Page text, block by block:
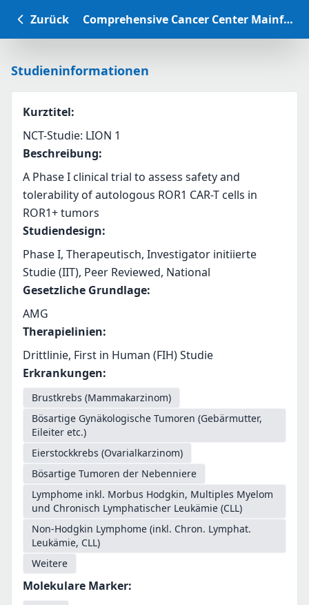
Zurück Comprehensive Cancer Center Mainfranken Studiendatenbank
Studieninformationen
Kurztitel:
NCT-Studie: LION 1
Beschreibung:
A Phase I clinical trial to assess safety and
tolerability of autologous ROR1 CAR-T cells in
ROR1+ tumors
Studiendesign:
Phase I, Therapeutisch, Investigator initiierte
Studie (IIT), Peer Reviewed, National
Gesetzliche Grundlage:
AMG
Therapielinien:
Drittlinie, First in Human (FIH) Studie
Erkrankungen:
Brustkrebs (Mammakarzinom)
Bösartige Gynäkologische Tumoren (Gebärmutter,
Eileiter etc.)
Eierstockkrebs (Ovarialkarzinom)
Bösartige Tumoren der Nebenniere
Lymphome inkl. Morbus Hodgkin, Multiples Myelom
und Chronisch Lymphatischer Leukämie (CLL)
Non-Hodgkin Lymphome (inkl. Chron. Lymphat.
Leukämie, CLL)
Weitere
Molekulare Marker: